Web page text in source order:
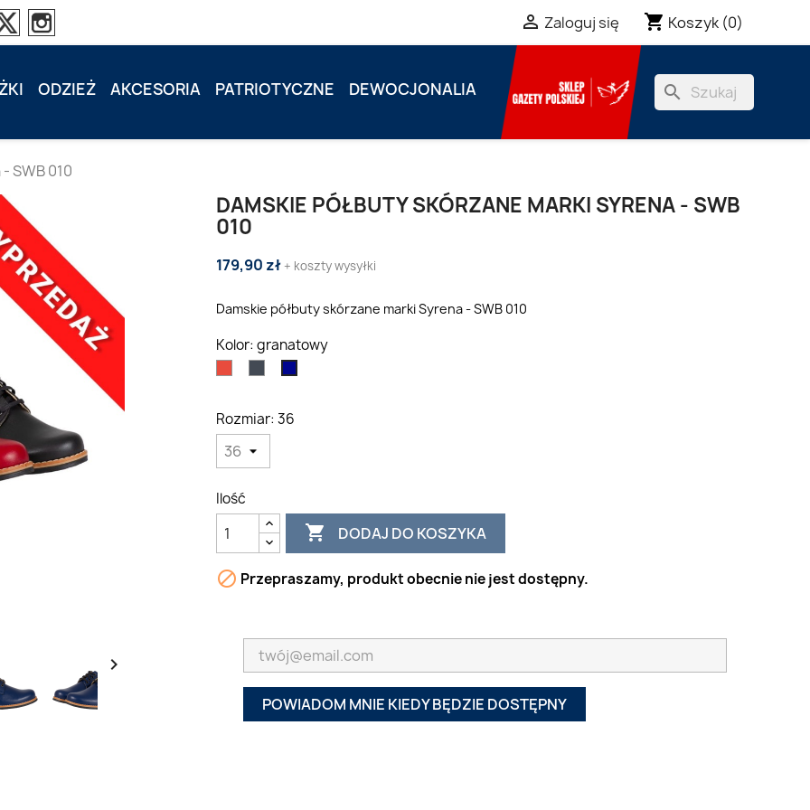
 Zaloguj się shopping_cart Koszyk (0)
ODZIEŻ AKCESORIA PATRIOTYCZNE DEWOCJONALIA search
SWB 010

DAMSKIE PÓŁBUTY SKÓRZANE MARKI SYRENA - SWB
010
179,90 zł + koszty wysyłki
Damskie półbuty skórzane marki Syrena - SWB 010
Kolor: granatowy
Rozmiar: 36
Ilość
 DODAJ DO KOSZYKA
 Przepraszamy, produkt obecnie nie jest dostępny.
POWIADOM MNIE KIEDY BĘDZIE DOSTĘPNY